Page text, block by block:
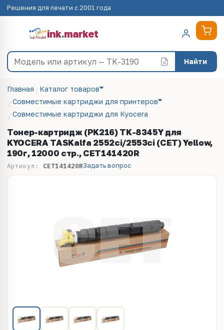
Решения для печати с 2001 года
ink.market
Найти
Главная
Каталог товаров
Совместимые картриджи для принтеров
Совместимые картриджи для Kyocera
Тонер-картридж (PK216) TK-8345Y для
KYOCERA TASKalfa 2552ci/2553ci (CET) Yellow,
190г, 12000 стр., CET141420R
Артикул: CET141420RЗадать вопрос